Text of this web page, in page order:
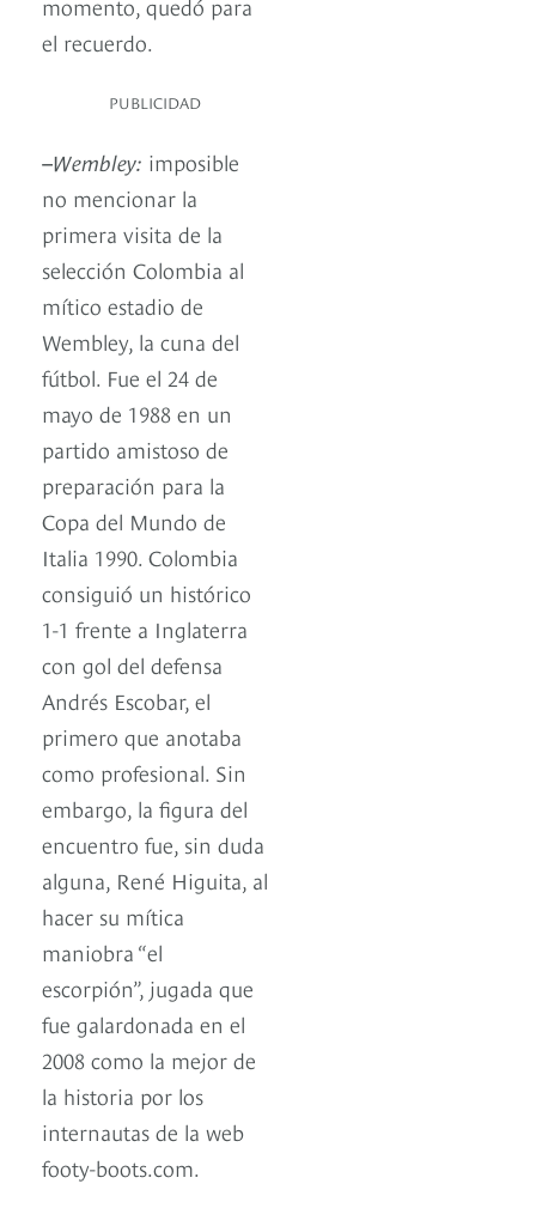
el recuerdo.
PUBLICIDAD
–Wembley: imposible
no mencionar la
primera visita de la
selección Colombia al
mítico estadio de
Wembley, la cuna del
fútbol. Fue el 24 de
mayo de 1988 en un
partido amistoso de
preparación para la
Copa del Mundo de
Italia 1990. Colombia
consiguió un histórico
1-1 frente a Inglaterra
con gol del defensa
Andrés Escobar, el
primero que anotaba
como profesional. Sin
embargo, la figura del
encuentro fue, sin duda
alguna, René Higuita, al
hacer su mítica
maniobra “el
escorpión”, jugada que
fue galardonada en el
2008 como la mejor de
la historia por los
internautas de la web
footy-boots.com.